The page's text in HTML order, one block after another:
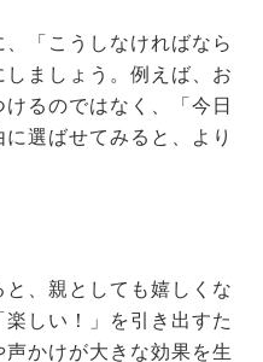
「こうしなければなら
ましょう。例えば、お
るのではなく、「今日
選ばせてみると、より
、親としても嬉しくな
しい！」を引き出すた
かけが大きな効果を生